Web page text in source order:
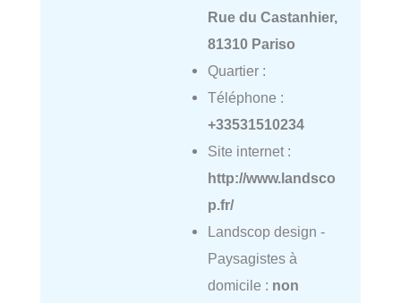
Rue du Castanhier,
81310 Pariso
Quartier :
Téléphone :
+33531510234
Site internet :
http://www.landsco
p.fr/
Landscop design -
Paysagistes à
domicile : non